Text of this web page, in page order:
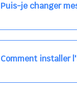
Puis-je changer
Dans votre profil
email, par SMS, par
Comment installer
L'application n'existe